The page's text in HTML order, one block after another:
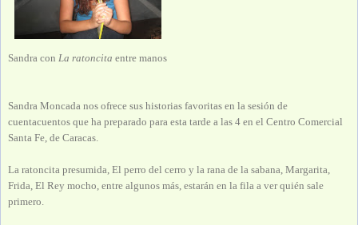
Sandra con La ratoncita entre manos
Sandra Moncada nos ofrece sus historias favoritas en la sesión de
cuentacuentos que ha preparado para esta tarde a las 4 en el Centro Comercial
Santa Fe, de Caracas.
La ratoncita presumida, El perro del cerro y la rana de la sabana, Margarita,
Frida, El Rey mocho, entre algunos más, estarán en la fila a ver quién sale
primero.